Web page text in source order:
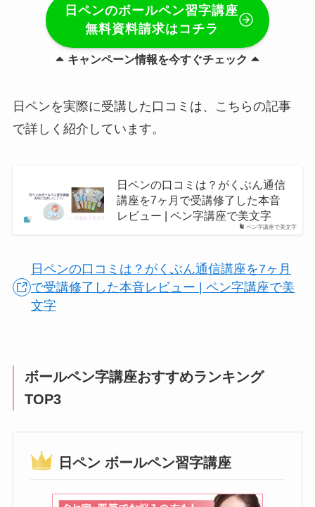
日ペンのボールペン習字講座
無料資料請求はコチラ
キャンペーン情報を今すぐチェック
日ペンを実際に受講した口コミは、こちらの記事
で詳しく紹介しています。
ペン字講座で美文字
日ペンの口コミは？がくぶん通信
講座を7ヶ月で受講修了した本音
レビュー | ペン字講座で美文字
日ペンの口コミは？がくぶん通信講座を7ヶ月
で受講修了した本音レビュー | ペン字講座で美
文字
ボールペン字講座おすすめランキング
TOP3
日ペン ボールペン習字講座